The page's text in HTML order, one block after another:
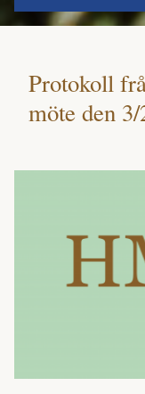
Protokoll
möte den